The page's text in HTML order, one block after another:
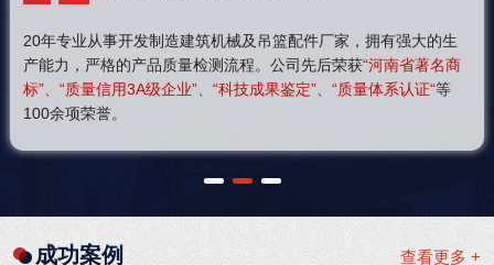
20年专业从事开发制造建筑机械及吊篮配件厂家，拥有强大的生
产能力，严格的产品质量检测流程。公司先后荣获“河南省著名商
标”、“质量信用3A级企业”、“科技成果鉴定”、“质量体系认证“等
100余项荣誉。
1 2 3
查看更多 +
成功案例